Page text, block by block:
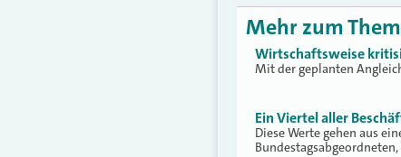
Mehr zum
Wirtschaftsweise
Mit der geplanten
Ein Viertel aller
Diese Werte gehen aus